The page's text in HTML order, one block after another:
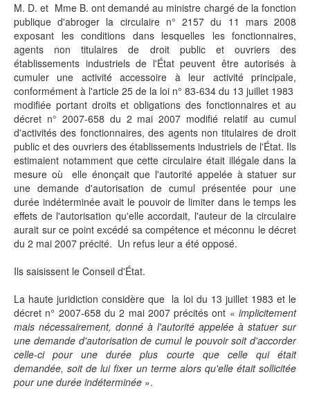
M. D. et Mme B. ont demandé au ministre chargé de la fonction
publique d'abroger la circulaire n° 2157 du 11 mars 2008
exposant les conditions dans lesquelles les fonctionnaires,
agents non titulaires de droit public et ouvriers des
établissements industriels de l'État peuvent être autorisés à
cumuler une activité accessoire à leur activité principale,
conformément à l'article 25 de la loi n° 83-634 du 13 juillet 1983
modifiée portant droits et obligations des fonctionnaires et au
décret n° 2007-658 du 2 mai 2007 modifié relatif au cumul
d'activités des fonctionnaires, des agents non titulaires de droit
public et des ouvriers des établissements industriels de l'État. Ils
estimaient notamment que cette circulaire était illégale dans la
mesure où elle énonçait que l'autorité appelée à statuer sur
une demande d'autorisation de cumul présentée pour une
durée indéterminée avait le pouvoir de limiter dans le temps les
effets de l'autorisation qu'elle accordait, l'auteur de la circulaire
aurait sur ce point excédé sa compétence et méconnu le décret
du 2 mai 2007 précité. Un refus leur a été opposé.
Ils saisissent le Conseil d'État.
La haute juridiction considère que la loi du 13 juillet 1983 et le
décret n° 2007-658 du 2 mai 2007 précités ont « implicitement
mais nécessairement, donné à l'autorité appelée à statuer sur
une demande d'autorisation de cumul le pouvoir soit d'accorder
celle-ci pour une durée plus courte que celle qui était
demandée, soit de lui fixer un terme alors qu'elle était sollicitée
pour une durée indéterminée ».